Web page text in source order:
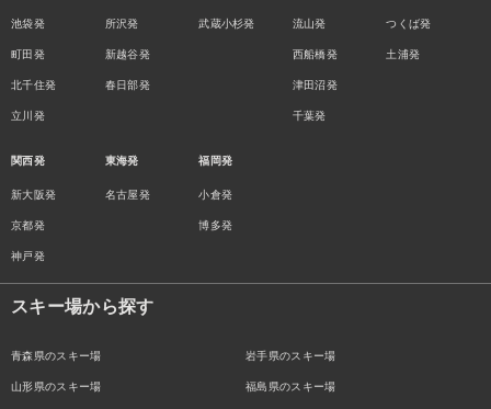
池袋発
町田発
北千住発
立川発
所沢発
新越谷発
春日部発
武蔵小杉発 流山発
西船橋発
津田沼発
千葉発
つくば発
土浦発
関西発
新大阪発
京都発
神戸発
東海発
名古屋発
福岡発
小倉発
博多発
スキー場から探す
青森県のスキー場 岩手県のスキー場
山形県のスキー場 福島県のスキー場